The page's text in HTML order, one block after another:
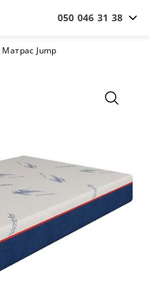
050 046 31 38
Матрас Jump